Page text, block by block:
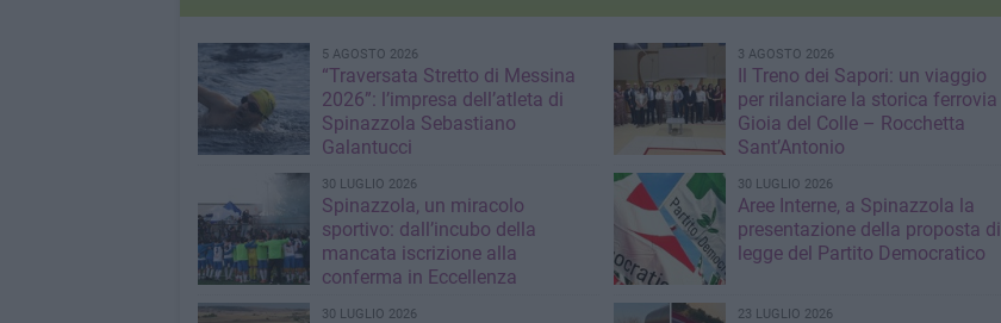
5 AGOSTO 2026
“Traversata Stretto di Messina
2026”: l’impresa dell’atleta di
Spinazzola Sebastiano
Galantucci
3 AGOSTO 2026
Il Treno dei Sapori: un viaggio
per rilanciare la storica ferrovia
Gioia del Colle – Rocchetta
Sant’Antonio
30 LUGLIO 2026
Spinazzola, un miracolo
sportivo: dall’incubo della
mancata iscrizione alla
conferma in Eccellenza
30 LUGLIO 2026
Aree Interne, a Spinazzola la
presentazione della proposta di
legge del Partito Democratico
30 LUGLIO 2026 23 LUGLIO 2026